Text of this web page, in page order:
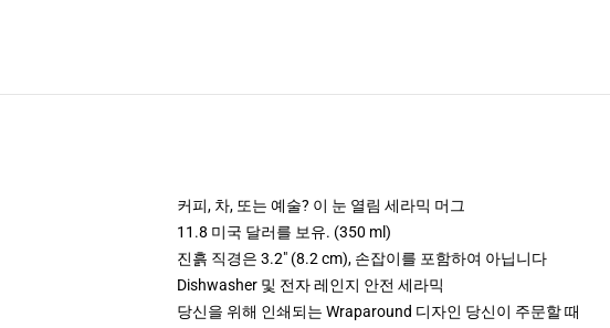
커피, 차, 또는 예술? 이 눈 열림 세라믹 머그
11.8 미국 달러를 보유. (350 ml)
진흙 직경은 3.2" (8.2 cm), 손잡이를 포함하여 아닙니다
Dishwasher 및 전자 레인지 안전 세라믹
당신을 위해 인쇄되는 Wraparound 디자인 당신이 주문할 때